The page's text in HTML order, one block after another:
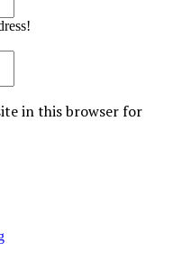
in this browser for